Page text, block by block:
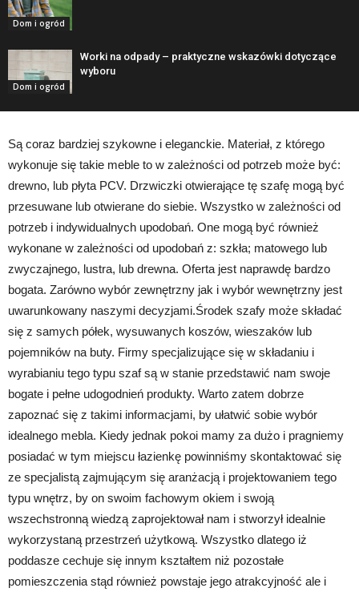
Dom i ogród
Dom i ogród
Worki na odpady – praktyczne wskazówki dotyczące
wyboru
Są coraz bardziej szykowne i eleganckie. Materiał, z którego
wykonuje się takie meble to w zależności od potrzeb może być:
drewno, lub płyta PCV. Drzwiczki otwierające tę szafę mogą być
przesuwane lub otwierane do siebie. Wszystko w zależności od
potrzeb i indywidualnych upodobań. One mogą być również
wykonane w zależności od upodobań z: szkła; matowego lub
zwyczajnego, lustra, lub drewna. Oferta jest naprawdę bardzo
bogata. Zarówno wybór zewnętrzny jak i wybór wewnętrzny jest
uwarunkowany naszymi decyzjami.Środek szafy może składać
się z samych półek, wysuwanych koszów, wieszaków lub
pojemników na buty. Firmy specjalizujące się w składaniu i
wyrabianiu tego typu szaf są w stanie przedstawić nam swoje
bogate i pełne udogodnień produkty. Warto zatem dobrze
zapoznać się z takimi informacjami, by ułatwić sobie wybór
idealnego mebla. Kiedy jednak pokoi mamy za dużo i pragniemy
posiadać w tym miejscu łazienkę powinniśmy skontaktować się
ze specjalistą zajmującym się aranżacją i projektowaniem tego
typu wnętrz, by on swoim fachowym okiem i swoją
wszechstronną wiedzą zaprojektował nam i stworzył idealnie
wykorzystaną przestrzeń użytkową. Wszystko dlatego iż
poddasze cechuje się innym kształtem niż pozostałe
pomieszczenia stąd również powstaje jego atrakcyjność ale i